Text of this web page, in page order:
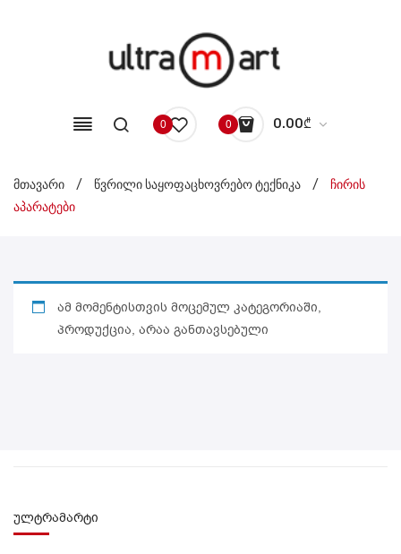
0 0 0.00₾
No products in the cart.
მთავარი / წვრილი საყოფაცხოვრებო ტექნიკა /
ჩირის
აპარატები
ამ მომენტისთვის მოცემულ კატეგორიაში,
პროდუქცია, არაა განთავსებული
ულტრამარტი